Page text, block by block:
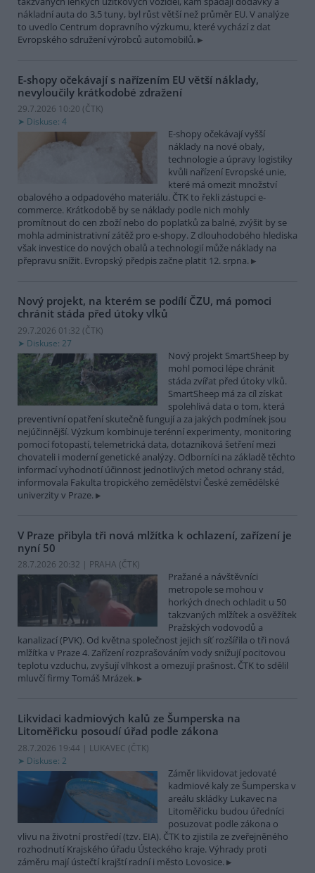
nákladní auta do 3,5 tuny, byl růst větší než průměr EU. V analýze
to uvedlo Centrum dopravního výzkumu, které vychází z dat
Evropského sdružení výrobců automobilů.
E-shopy očekávají s nařízením EU větší náklady,
nevyloučily krátkodobé zdražení
29.7.2026 10:20 (ČTK)
Diskuse: 4
E-shopy očekávají vyšší
náklady na nové obaly,
technologie a úpravy logistiky
kvůli nařízení Evropské unie,
které má omezit množství
obalového a odpadového materiálu. ČTK to řekli zástupci e-
commerce. Krátkodobě by se náklady podle nich mohly
promítnout do cen zboží nebo do poplatků za balné, zvýšit by se
mohla administrativní zátěž pro e-shopy. Z dlouhodobého hlediska
však investice do nových obalů a technologií může náklady na
přepravu snížit. Evropský předpis začne platit 12. srpna.
Nový projekt, na kterém se podílí ČZU, má pomoci
chránit stáda před útoky vlků
29.7.2026 01:32 (ČTK)
Diskuse: 27
Nový projekt SmartSheep by
mohl pomoci lépe chránit
stáda zvířat před útoky vlků.
SmartSheep má za cíl získat
spolehlivá data o tom, která
preventivní opatření skutečně fungují a za jakých podmínek jsou
nejúčinnější. Výzkum kombinuje terénní experimenty, monitoring
pomocí fotopastí, telemetrická data, dotazníková šetření mezi
chovateli i moderní genetické analýzy. Odborníci na základě těchto
informací vyhodnotí účinnost jednotlivých metod ochrany stád,
informovala Fakulta tropického zemědělství České zemědělské
univerzity v Praze.
V Praze přibyla tři nová mlžítka k ochlazení, zařízení je
nyní 50
28.7.2026 20:32 | PRAHA (ČTK)
Pražané a návštěvníci
metropole se mohou v
horkých dnech ochladit u 50
takzvaných mlžítek a osvěžítek
Pražských vodovodů a
kanalizací (PVK). Od května společnost jejich síť rozšířila o tři nová
mlžítka v Praze 4. Zařízení rozprašováním vody snižují pocitovou
teplotu vzduchu, zvyšují vlhkost a omezují prašnost. ČTK to sdělil
mluvčí firmy Tomáš Mrázek.
Likvidaci kadmiových kalů ze Šumperska na
Litoměřicku posoudí úřad podle zákona
28.7.2026 19:44 | LUKAVEC (ČTK)
Diskuse: 2
Záměr likvidovat jedovaté
kadmiové kaly ze Šumperska v
areálu skládky Lukavec na
Litoměřicku budou úředníci
posuzovat podle zákona o
vlivu na životní prostředí (tzv. EIA). ČTK to zjistila ze zveřejněného
rozhodnutí Krajského úřadu Ústeckého kraje. Výhrady proti
záměru mají ústečtí krajští radní i město Lovosice.